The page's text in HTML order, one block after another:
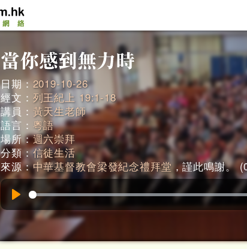
日期：2019-10-26
經文： 列王紀上 19:1-18
講員： 黃天生老師
語言： 粵語
場所：週六崇拜
分類：信徒生活
來源：中華基督教會梁發紀念禮拜堂 ，謹此鳴謝。